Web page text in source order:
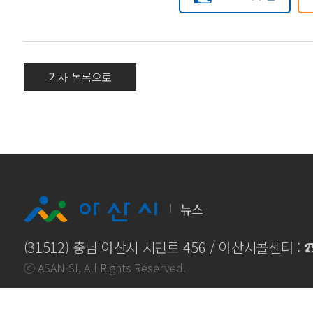
기사 목록으로
뉴스
(31512) 충남 아산시 시민로 456 / 아산시콜센터 :
ⓒ ASAN-SI, All Rights Reserved.